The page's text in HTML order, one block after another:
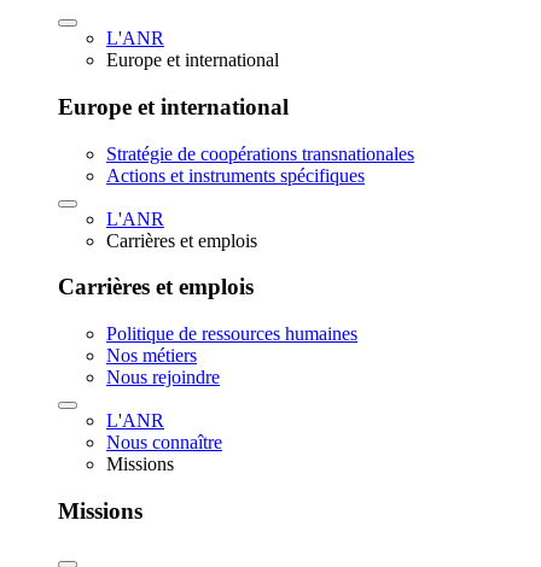
L'ANR
Europe et international
Europe et international
Stratégie de coopérations transnationales
Actions et instruments spécifiques
L'ANR
Carrières et emplois
Carrières et emplois
Politique de ressources humaines
Nos métiers
Nous rejoindre
L'ANR
Nous connaître
Missions
Missions